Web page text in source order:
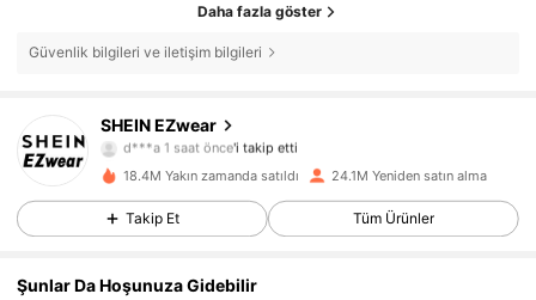
Daha fazla göster
Güvenlik bilgileri ve iletişim bilgileri
SHEIN EZwear
d***a 1 saat önce
j***1göz atıyor
4,85
1.9M Takipçiler
4,85 1.9M Takipçiler
18.4M Yakın zamanda satıldı 24.1M Yeniden satın alma
Takip Et Tüm Ürünler
Şunlar Da Hoşunuza Gidebilir